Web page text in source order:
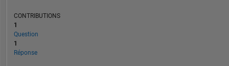
CONTRIBUTIONS
1
Question
1
Réponse